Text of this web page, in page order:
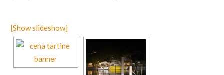
[Show slideshow]